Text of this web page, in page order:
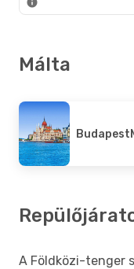
Málta
Budapest
A Földközi-tenger